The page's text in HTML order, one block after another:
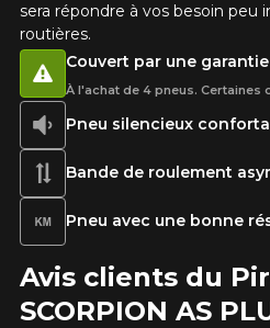
sera répondre à vos besoin peu
routières.
Pneu silencieux
Bande de roulement
Pneu avec une bonne
Couvert par une
À l'achat de 4 pneus.
Avis clients du
SCORPION AS